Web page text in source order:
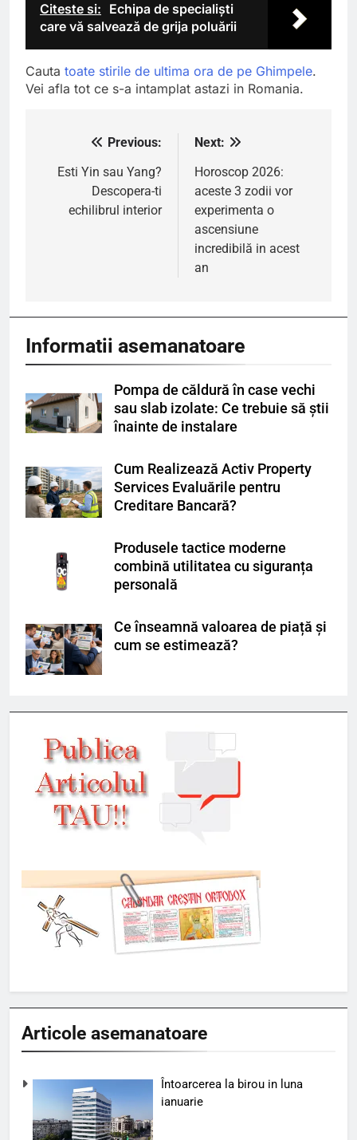
Citeste si: Echipa de specialişti
care vă salvează de grija poluării
Cauta toate stirile de ultima ora de pe Ghimpele.
Vei afla tot ce s-a intamplat astazi in Romania.
Navigare
articole
Previous:
Esti Yin sau Yang?
Descopera-ti
echilibrul interior
Next:
Horoscop 2026:
aceste 3 zodii vor
experimenta o
ascensiune
incredibilă in acest
an
Informatii asemanatoare
Pompa de căldură în case vechi
sau slab izolate: Ce trebuie să știi
înainte de instalare
Cum Realizează Activ Property
Services Evaluările pentru
Creditare Bancară?
Produsele tactice moderne
combină utilitatea cu siguranța
personală
Ce înseamnă valoarea de piață și
cum se estimează?
Articole asemanatoare
Întoarcerea la birou in luna
ianuarie